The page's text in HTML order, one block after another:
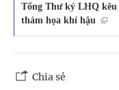
Tổng Thư ký LHQ
thảm họa khí hậu
Chia sẻ